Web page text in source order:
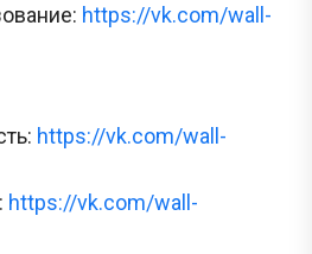
https://vk.com/wall-
https://vk.com/wall-
https://vk.com/wall-